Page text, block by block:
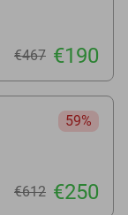
€467 €190
59%
€612 €250